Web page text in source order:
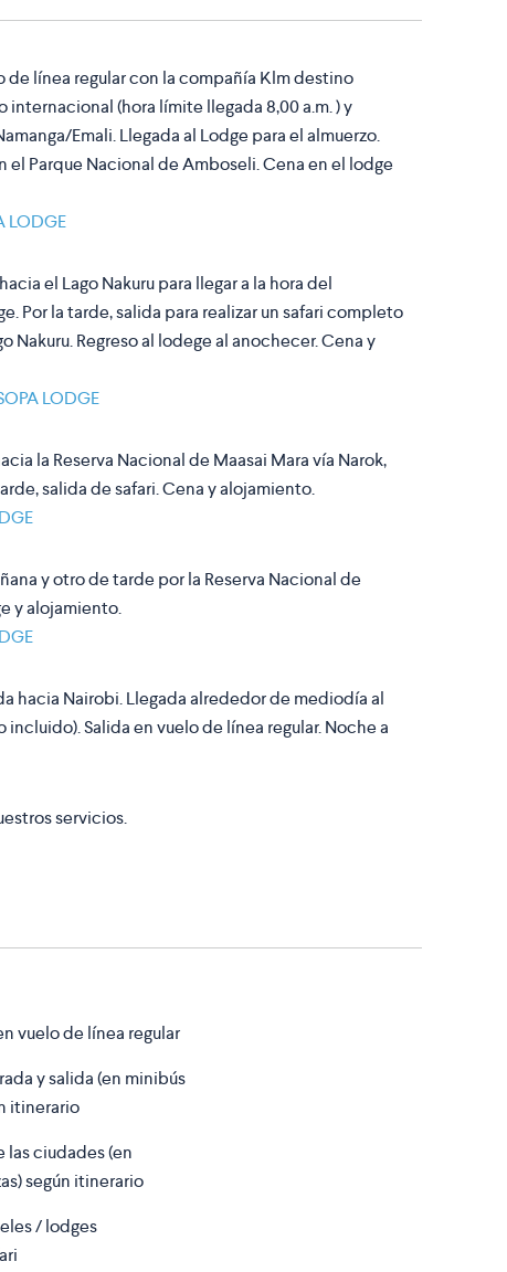
de línea regular con la compañía Klm destino
internacional (hora límite llegada 8,00 a.m. ) y
Emali. Llegada al Lodge para el almuerzo.
el Parque Nacional de Amboseli. Cena en el lodge
LODGE
el Lago Nakuru para llegar a la hora del
Por la tarde, salida para realizar un safari completo
Nakuru. Regreso al lodege al anochecer. Cena y
LODGE
la Reserva Nacional de Maasai Mara vía Narok,
salida de safari. Cena y alojamiento.
y otro de tarde por la Reserva Nacional de
y alojamiento.
hacia Nairobi. Llegada alrededor de mediodía al
Salida en vuelo de línea regular. Noche a
servicios.
vuelo de línea regular
y salida (en minibús
itinerario
las ciudades (en
según itinerario
/ lodges